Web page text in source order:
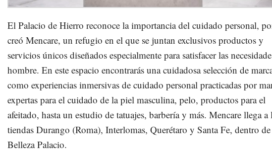
El Palacio de Hierro reconoce la importancia del cuidado personal,
creó Mencare, un refugio en el que se juntan exclusivos productos y
servicios únicos diseñados especialmente para satisfacer las
hombre. En este espacio encontrarás una cuidadosa selección de
como experiencias inmersivas de cuidado personal practicadas por
expertas para el cuidado de la piel masculina, pelo, productos para el
afeitado, hasta un estudio de tatuajes, barbería y más. Mencare llega a
tiendas Durango (Roma), Interlomas, Querétaro y Santa Fe, dentro de
Belleza Palacio.